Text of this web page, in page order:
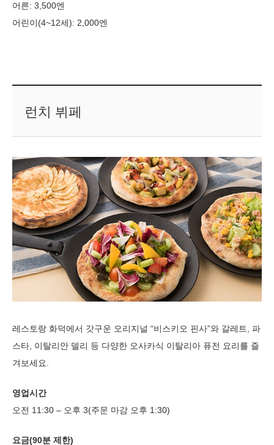
어른: 3,500엔
어린이(4~12세): 2,000엔
런치 뷔페
레스토랑 화덕에서 갓구운 오리지널 “비스키오 핀사”와 갈레트, 파
스타, 이탈리안 델리 등 다양한 오사카식 이탈리아 퓨전 요리를 즐
겨보세요.
영업시간
오전 11:30 – 오후 3(주문 마감 오후 1:30)
요금(90분 제한)